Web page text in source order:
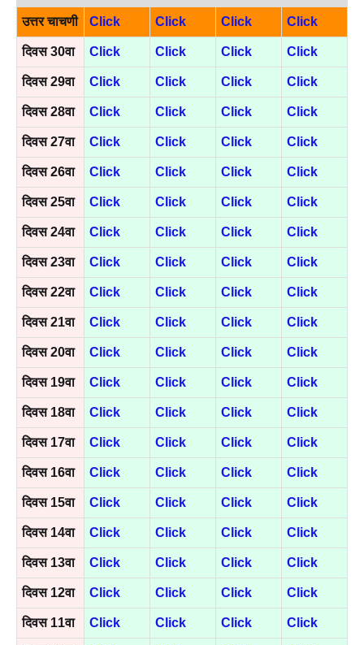
उत्तर चाचणी Click Click Click Click
दिवस 30वा Click Click Click Click
दिवस 29वा Click Click Click Click
दिवस 28वा Click Click Click Click
दिवस 27वा Click Click Click Click
दिवस 26वा Click Click Click Click
दिवस 25वा Click Click Click Click
दिवस 24वा Click Click Click Click
दिवस 23वा Click Click Click Click
दिवस 22वा Click Click Click Click
दिवस 21वा Click Click Click Click
दिवस 20वा Click Click Click Click
दिवस 19वा Click Click Click Click
दिवस 18वा Click Click Click Click
दिवस 17वा Click Click Click Click
दिवस 16वा Click Click Click Click
दिवस 15वा Click Click Click Click
दिवस 14वा Click Click Click Click
दिवस 13वा Click Click Click Click
दिवस 12वा Click Click Click Click
दिवस 11वा Click Click Click Click